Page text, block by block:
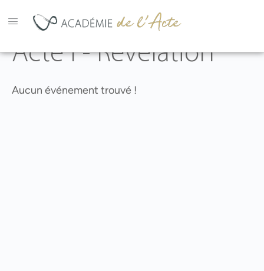
Acte I - Révélation
Aucun événement trouvé !